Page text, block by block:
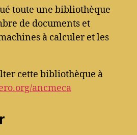
toute une bibliothèque
de documents et
à calculer et les
cette bibliothèque à
ancmeca